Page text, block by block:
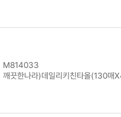
M814033
깨끗한나라)데일리키친타올(130매